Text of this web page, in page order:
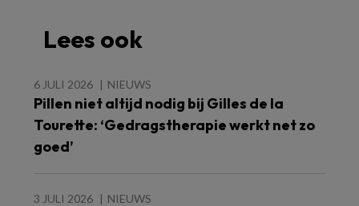
Lees ook
6 JULI 2026 NIEUWS
Pillen niet altijd nodig bij Gilles de la
Tourette: ‘Gedragstherapie werkt net zo
goed’
3 JULI 2026 NIEUWS